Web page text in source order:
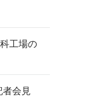
工場の
会見